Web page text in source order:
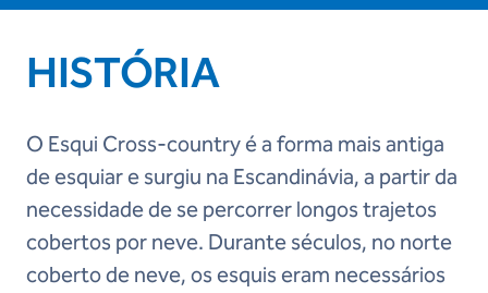
HISTÓRIA
O Esqui Cross-country é a forma mais antiga
de esquiar e surgiu na Escandinávia, a partir da
necessidade de se percorrer longos trajetos
cobertos por neve. Durante séculos, no norte
coberto de neve, os esquis eram necessários